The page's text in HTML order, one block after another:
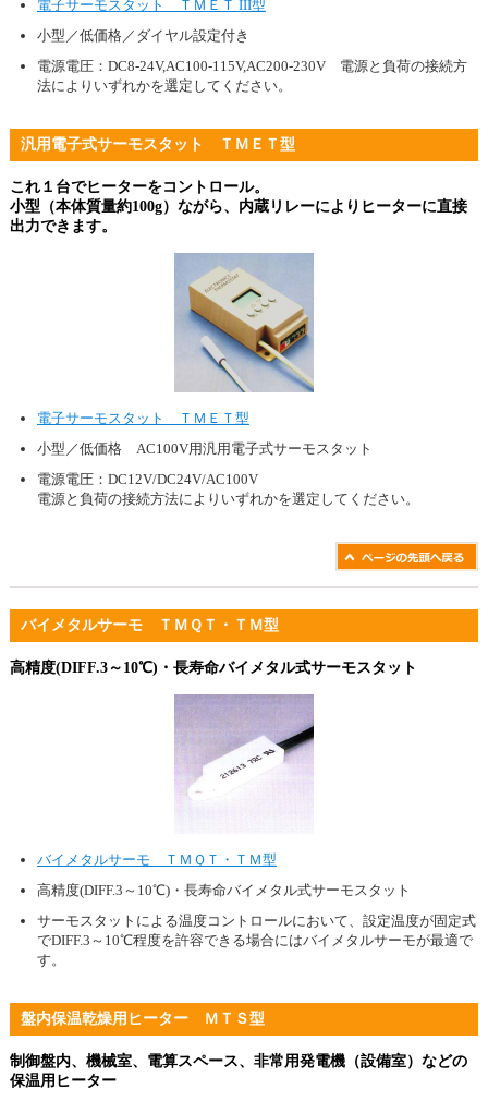
電子サーモスタット ＴＭＥＴ III型
小型／低価格／ダイヤル設定付き
電源電圧：DC8-24V,AC100-115V,AC200-230V 電源と負荷の接続方
法によりいずれかを選定してください。
汎用電子式サーモスタット ＴＭＥＴ型
これ１台でヒーターをコントロール。
小型（本体質量約100g）ながら、内蔵リレーによりヒーターに直接
出力できます。
電子サーモスタット ＴＭＥＴ型
小型／低価格 AC100V用汎用電子式サーモスタット
電源電圧：DC12V/DC24V/AC100V
電源と負荷の接続方法によりいずれかを選定してください。
バイメタルサーモ ＴＭＱＴ・ＴＭ型
高精度(DIFF.3～10℃)・長寿命バイメタル式サーモスタット
バイメタルサーモ ＴＭＱＴ・ＴＭ型
高精度(DIFF.3～10℃)・長寿命バイメタル式サーモスタット
サーモスタットによる温度コントロールにおいて、設定温度が固定式
でDIFF.3～10℃程度を許容できる場合にはバイメタルサーモが最適で
す。
盤内保温乾燥用ヒーター ＭＴＳ型
制御盤内、機械室、電算スペース、非常用発電機（設備室）などの
保温用ヒーター